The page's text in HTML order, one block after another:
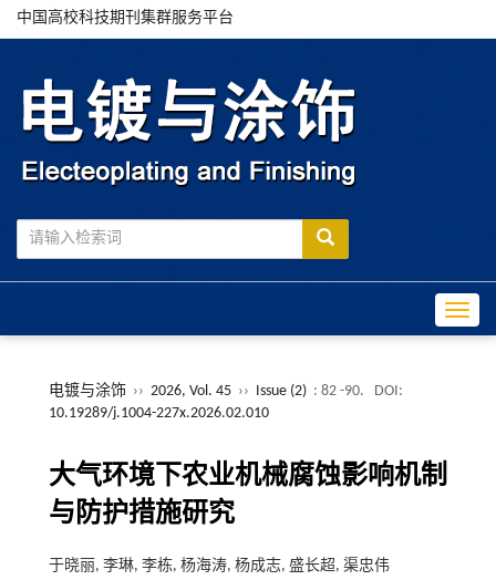
中国高校科技期刊集群服务平台
电镀与涂饰 ›› 2026, Vol. 45 ›› Issue (2) : 82 -90.
DOI:
10.19289/j.1004-227x.2026.02.010
大气环境下农业机械腐蚀影响机制
与防护措施研究
于晓丽, 李琳, 李栋, 杨海涛, 杨成志, 盛长超, 渠忠伟